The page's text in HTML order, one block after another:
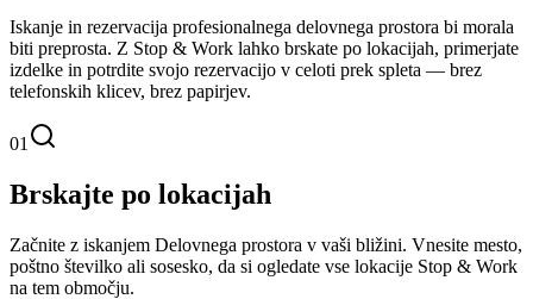
Iskanje in rezervacija profesionalnega delovnega prostora bi morala
biti preprosta. Z Stop & Work lahko brskate po lokacijah, primerjate
izdelke in potrdite svojo rezervacijo v celoti prek spleta — brez
telefonskih klicev, brez papirjev.
01
Brskajte po lokacijah
Začnite z iskanjem Delovnega prostora v vaši bližini. Vnesite mesto,
poštno številko ali sosesko, da si ogledate vse lokacije Stop & Work
na tem območju.